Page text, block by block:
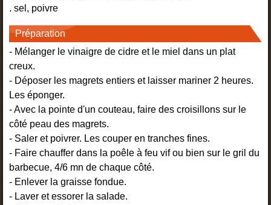
. sel, poivre
Préparation
- Mélanger le vinaigre de cidre et le miel dans un plat
creux.
- Déposer les magrets entiers et laisser mariner 2 heures.
Les éponger.
- Avec la pointe d'un couteau, faire des croisillons sur le
côté peau des magrets.
- Saler et poivrer. Les couper en tranches fines.
- Faire chauffer dans la poêle à feu vif ou bien sur le gril du
barbecue, 4/6 mn de chaque côté.
- Enlever la graisse fondue.
- Laver et essorer la salade.